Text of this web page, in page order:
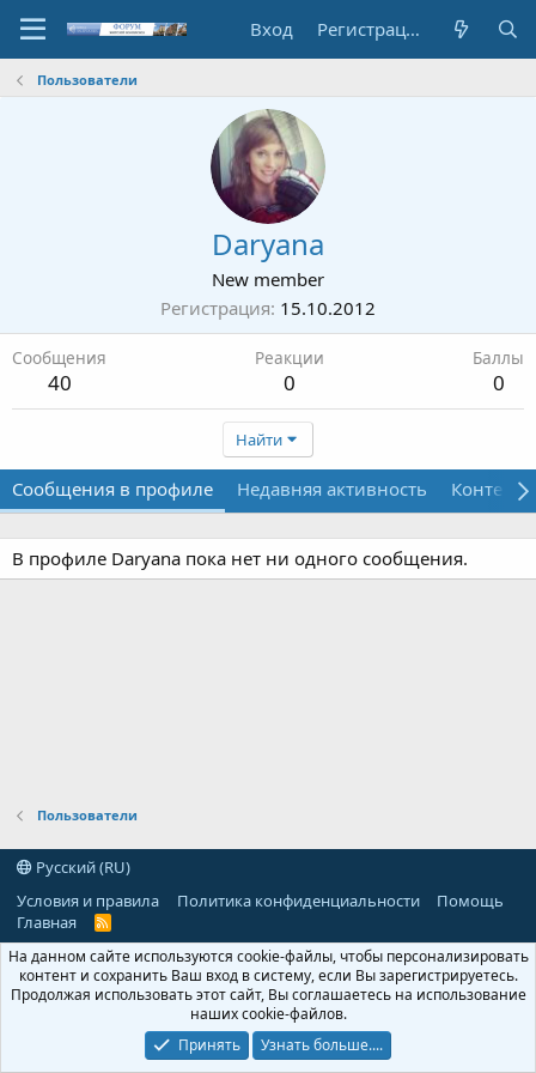
Вход Регистрация
Пользователи
Daryana
New member
Регистрация 15.10.2012
Сообщения
40
Реакции
0
Баллы
0
Найти
Сообщения в профиле Недавняя активность Контент
В профиле Daryana пока нет ни одного сообщения.
Пользователи
Русский (RU)
Условия и правила
Политика конфиденциальности
Помощь
Главная
R
S
На данном сайте используются cookie-файлы, чтобы персонализировать
контент и сохранить Ваш вход в систему, если Вы зарегистрируетесь.
Продолжая использовать этот сайт, Вы соглашаетесь на использование
наших cookie-файлов.
Принять
Узнать больше....